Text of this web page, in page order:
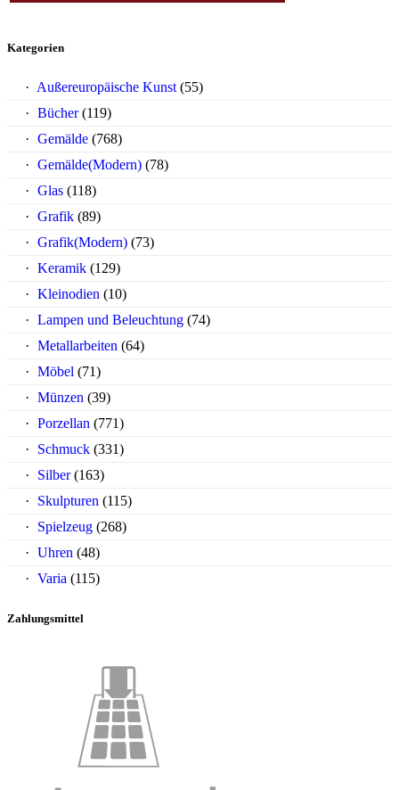
Kategorien
Außereuropäische Kunst (55)
Bücher (119)
Gemälde (768)
Gemälde(Modern) (78)
Glas (118)
Grafik (89)
Grafik(Modern) (73)
Keramik (129)
Kleinodien (10)
Lampen und Beleuchtung (74)
Metallarbeiten (64)
Möbel (71)
Münzen (39)
Porzellan (771)
Schmuck (331)
Silber (163)
Skulpturen (115)
Spielzeug (268)
Uhren (48)
Varia (115)
Zahlungsmittel